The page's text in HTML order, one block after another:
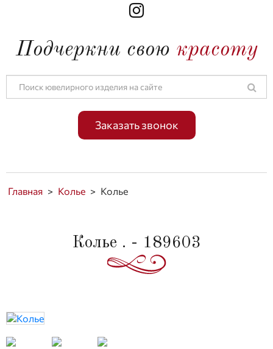
Подчеркни свою красоту
Заказать звонок
Главная > Колье > Колье
Колье . - 189603